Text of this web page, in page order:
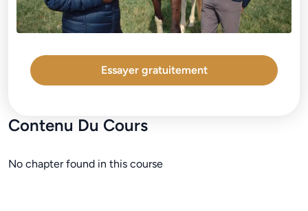
Contenu Du Cours
No chapter found in this course
Essayer gratuitement